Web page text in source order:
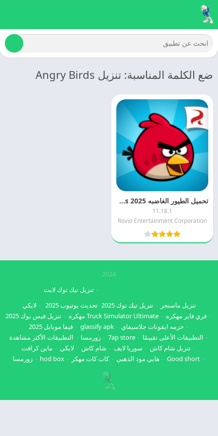
ضع الكلمة المناسبة: تنزيل Angry Birds
تحميل الطيور الغاضبه 2025 Rovio Classics اخر اصدار للاندرويد
11.18.1
Rovio Entertainment Corporation
2024
تنزيل ماسنجر تنزيل تيك توك 2025
تنزيل تيك توك لايت
تحديث يوتيوب 2025
لايكي
فري فاير مهكره
Truck Simulator Ultimate مهكره
تنزيل فيس بوك 2025
حزمه ايقونات جلاسيفاي
glassify apk
فيفا موبايل 2025
التطبيقات الأعلى تقييمًا
7ap store زورمسا
التطبيقات الأكثر مشاهدة
تنزيل شام كاش
سوريا لايف شام كاش لايكي
ماين كرافت
Good short
هابي مود الذهبي كاب كات مهكر hod box زورمسا